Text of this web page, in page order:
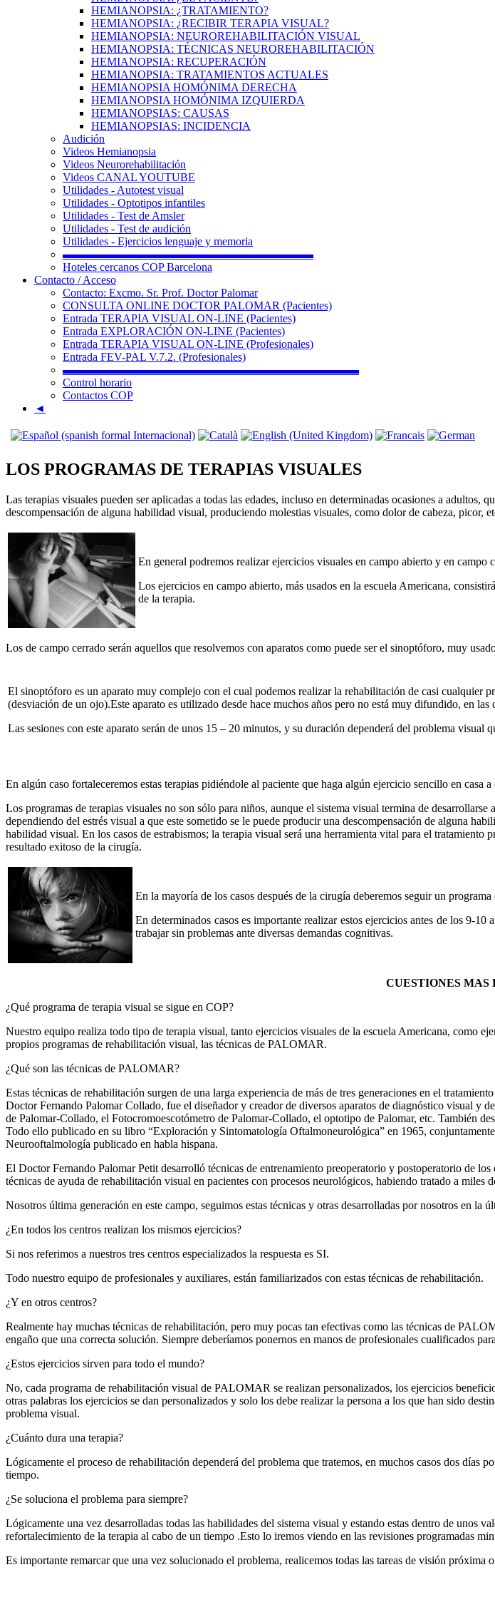
HEMIANOPSIA: ¿TRATAMIENTO?
HEMIANOPSIA: ¿RECIBIR TERAPIA VISUAL?
HEMIANOPSIA: NEUROREHABILITACIÓN VISUAL
HEMIANOPSIA: TÉCNICAS NEUROREHABILITACIÓN
HEMIANOPSIA: RECUPERACIÓN
HEMIANOPSIA: TRATAMIENTOS ACTUALES
HEMIANOPSIA HOMÓNIMA DERECHA
HEMIANOPSIA HOMÓNIMA IZQUIERDA
HEMIANOPSIAS: CAUSAS
HEMIANOPSIAS: INCIDENCIA
Audición
Videos Hemianopsia
Videos Neurorehabilitación
Videos CANAL YOUTUBE
Utilidades - Autotest visual
Utilidades - Optotipos infantiles
Utilidades - Test de Amsler
Utilidades - Test de audición
Utilidades - Ejercicios lenguaje y memoria
▬▬▬▬▬▬▬▬▬▬▬▬▬▬▬▬▬▬▬▬▬▬
Hoteles cercanos COP Barcelona
Contacto / Acceso
Contacto: Excmo. Sr. Prof. Doctor Palomar
CONSULTA ONLINE DOCTOR PALOMAR (Pacientes)
Entrada TERAPIA VISUAL ON-LINE (Pacientes)
Entrada EXPLORACIÓN ON-LINE (Pacientes)
Entrada TERAPIA VISUAL ON-LINE (Profesionales)
Entrada FEV-PAL V.7.2. (Profesionales)
▬▬▬▬▬▬▬▬▬▬▬▬▬▬▬▬▬▬▬▬▬▬▬▬▬▬
Control horario
Contactos COP
◄
LOS PROGRAMAS DE TERAPIAS VISUALES
Las terapias visuales pueden ser aplicadas a todas las edades, incluso en determinadas ocasiones a adultos,
descompensación de alguna habilidad visual, produciendo molestias visuales, como dolor de cabeza, picor,
En general podremos realizar ejercicios visuales en campo abierto y en campo
Los ejercicios en campo abierto, más usados en la escuela Americana,
de la terapia.
Los de campo cerrado serán aquellos que resolvemos con aparatos como puede ser el sinoptóforo, muy
El sinoptóforo es un aparato muy complejo con el cual podemos realizar la rehabilitación de casi cualquier
(desviación de un ojo).Este aparato es utilizado desde hace muchos años pero no está muy difundido, en las
Las sesiones con este aparato serán de unos 15 – 20 minutos, y su duración dependerá del problema visual
En algún caso fortaleceremos estas terapias pidiéndole al paciente que haga algún ejercicio sencillo en casa a
Los programas de terapias visuales no son sólo para niños, aunque el sistema visual termina de
dependiendo del estrés visual a que este sometido se le puede producir una descompensación de alguna
habilidad visual. En los casos de estrabismos; la terapia visual será una herramienta vital para el
resultado exitoso de la cirugía.
En la mayoría de los casos después de la cirugía deberemos seguir un
En determinados casos es importante realizar estos ejercicios antes de los 9-
trabajar sin problemas ante diversas demandas cognitivas.
CUESTIONES MAS
¿Qué programa de terapia visual se sigue en COP?
Nuestro equipo realiza todo tipo de terapia visual, tanto ejercicios visuales de la escuela Americana, como
propios programas de rehabilitación visual, las técnicas de PALOMAR.
¿Qué son las técnicas de PALOMAR?
Estas técnicas de rehabilitación surgen de una larga experiencia de más de tres generaciones en el
Doctor Fernando Palomar Collado, fue el diseñador y creador de diversos aparatos de diagnóstico visual
de Palomar-Collado, el Fotocromoescotómetro de Palomar-Collado, el optotipo de Palomar, etc. También
Todo ello publicado en su libro “Exploración y Sintomatología Oftalmoneurológica” en 1965,
Neurooftalmología publicado en habla hispana.
El Doctor Fernando Palomar Petit desarrolló técnicas de entrenamiento preoperatorio y postoperatorio de
técnicas de ayuda de rehabilitación visual en pacientes con procesos neurológicos, habiendo tratado a miles
Nosotros última generación en este campo, seguimos estas técnicas y otras desarrolladas por nosotros en la
¿En todos los centros realizan los mismos ejercicios?
Si nos referimos a nuestros tres centros especializados la respuesta es SI.
Todo nuestro equipo de profesionales y auxiliares, están familiarizados con estas técnicas de rehabilitación.
¿Y en otros centros?
Realmente hay muchas técnicas de rehabilitación, pero muy pocas tan efectivas como las técnicas de
engaño que una correcta solución. Siempre deberíamos ponernos en manos de profesionales cualificados
¿Estos ejercicios sirven para todo el mundo?
No, cada programa de rehabilitación visual de PALOMAR se realizan personalizados, los ejercicios
otras palabras los ejercicios se dan personalizados y solo los debe realizar la persona a los que han sido
problema visual.
¿Cuánto dura una terapia?
Lógicamente el proceso de rehabilitación dependerá del problema que tratemos, en muchos casos dos días
tiempo.
¿Se soluciona el problema para siempre?
Lógicamente una vez desarrolladas todas las habilidades del sistema visual y estando estas dentro de unos
refortalecimiento de la terapia al cabo de un tiempo .Esto lo iremos viendo en las revisiones programadas
Es importante remarcar que una vez solucionado el problema, realicemos todas las tareas de visión próxima